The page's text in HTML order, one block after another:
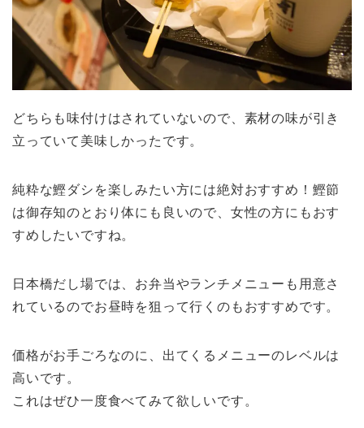
どちらも味付けはされていないので、素材の味が引き
立っていて美味しかったです。
純粋な鰹ダシを楽しみたい方には絶対おすすめ！鰹節
は御存知のとおり体にも良いので、女性の方にもおす
すめしたいですね。
日本橋だし場では、お弁当やランチメニューも用意さ
れているのでお昼時を狙って行くのもおすすめです。
価格がお手ごろなのに、出てくるメニューのレベルは
高いです。
これはぜひ一度食べてみて欲しいです。